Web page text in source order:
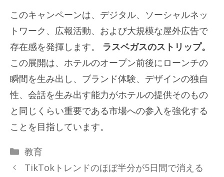
このキャンペーンは、デジタル、ソーシャルネッ
トワーク、広報活動、および大規模な屋外広告で
存在感を発揮します。 ラスベガスのストリップ。
この展開は、ホテルのオープン前後にローンチの
瞬間を生み出し、ブランド体験、デザインの独自
性、会話を生み出す能力がホテルの提供そのもの
と同じくらい重要である市場への参入を強化する
ことを目指しています。
カ
テ
教育
TikTokトレンドのほぼ半分が5日間で消える